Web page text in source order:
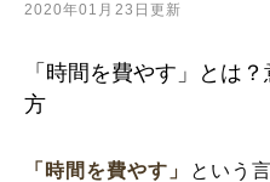
2020年01月23日更新
「時間を費やす」とは
方
「時間を費やす」
という